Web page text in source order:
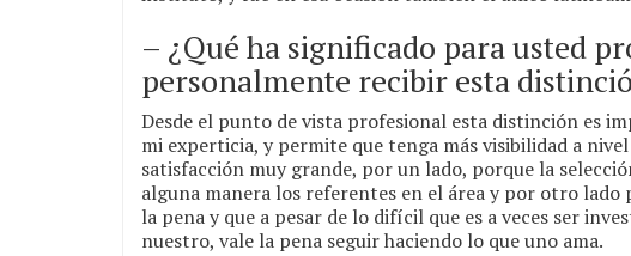
– ¿Qué ha significado para usted
personalmente recibir esta
Desde el punto de vista profesional esta distinción es
mi experticia, y permite que tenga más visibilidad a
satisfacción muy grande, por un lado, porque la
alguna manera los referentes en el área y por otro lado
la pena y que a pesar de lo difícil que es a veces ser
nuestro, vale la pena seguir haciendo lo que uno ama.